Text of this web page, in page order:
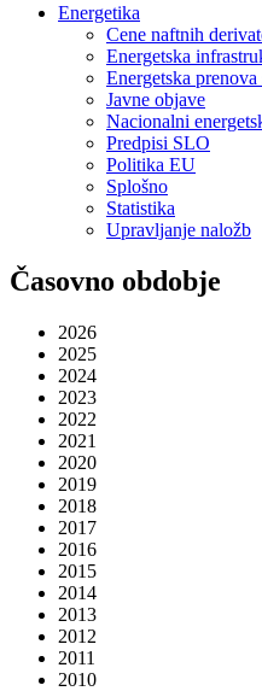
Energetika
Cene naftnih
Energetska
Energetska prenova
Javne objave
Nacionalni
Predpisi SLO
Politika EU
Splošno
Statistika
Upravljanje naložb
Časovno obdobje
2026
2025
2024
2023
2022
2021
2020
2019
2018
2017
2016
2015
2014
2013
2012
2011
2010